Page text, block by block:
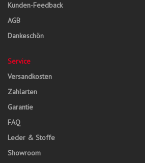
Kunden-Feedback
AGB
Dankeschön
Service
Versandkosten
Zahlarten
Garantie
FAQ
Leder & Stoffe
Showroom